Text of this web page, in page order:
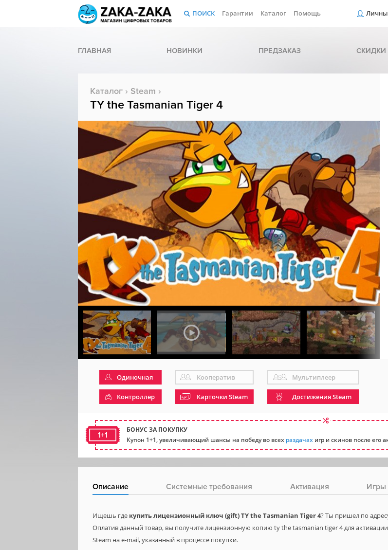
ПОИСК Гарантии Каталог Помощь
ГЛАВНАЯ НОВИНКИ ПРЕДЗАКАЗ СКИДКИ
Каталог › Steam ›
TY the Tasmanian Tiger 4
Одиночная Кооператив Мультиплеер
Контроллер Карточки Steam Достижения Steam
1+1
БОНУС ЗА ПОКУПКУ
Купон 1+1, увеличивающий шансы на победу во всех раздачах игр и скинов после его
Описание Системные требования Активация Игры
Ищешь где купить лицензионный ключ (gift) TY the Tasmanian Tiger 4? Ты пришел по
Оплатив данный товар, вы получите лицензионную копию ty the tasmanian tiger 4 для
Steam на e-mail, указанный в процессе покупки.